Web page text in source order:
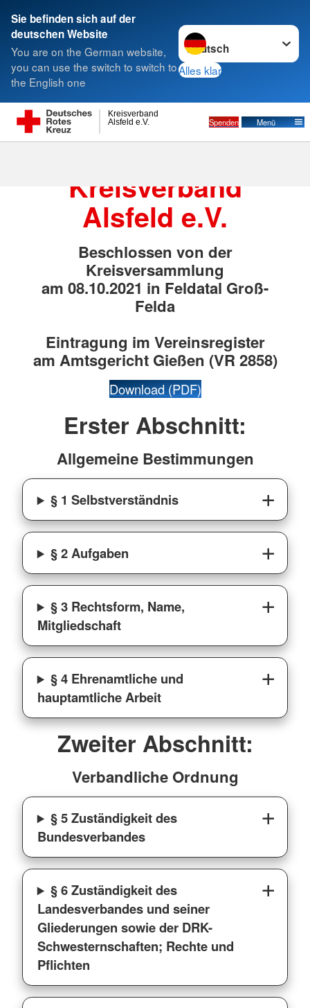
Sie befinden sich auf der
deutschen Website
You are on the German website,
you can use the switch to switch to
the English one
Sprache wechseln zu
Alles klar
Alsfeld e.V.
Kreisverband
Spenden Menü
Suche
Satzung
Kreisverband
Alsfeld e.V.
Beschlossen von der
Kreisversammlung
am 08.10.2021 in Feldatal Groß-
Felda
Eintragung im Vereinsregister
am Amtsgericht Gießen (VR 2858)
Download (PDF)
Erster Abschnitt:
Allgemeine Bestimmungen
§ 1 Selbstverständnis
§ 2 Aufgaben
§ 3 Rechtsform, Name,
Mitgliedschaft
§ 4 Ehrenamtliche und
hauptamtliche Arbeit
Zweiter Abschnitt:
Verbandliche Ordnung
§ 5 Zuständigkeit des
Bundesverbandes
§ 6 Zuständigkeit des
Landesverbandes und seiner
Gliederungen sowie der DRK-
Schwesternschaften; Rechte und
Pflichten